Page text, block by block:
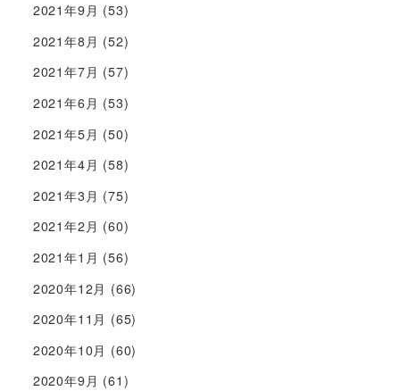
2021年9月 (53)
2021年8月 (52)
2021年7月 (57)
2021年6月 (53)
2021年5月 (50)
2021年4月 (58)
2021年3月 (75)
2021年2月 (60)
2021年1月 (56)
2020年12月 (66)
2020年11月 (65)
2020年10月 (60)
2020年9月 (61)